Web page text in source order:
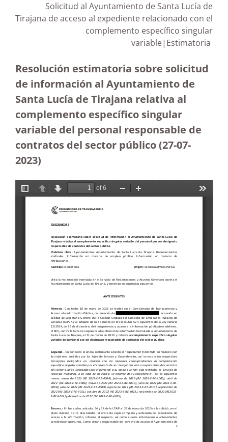
Solicitud al Ayuntamiento de Santa Lucía de
Tirajana de acceso al expediente relacionado con el
complemento específico singular
variable|Estimatoria
Resolución estimatoria sobre solicitud
de información al Ayuntamiento de
Santa Lucía de Tirajana relativa al
complemento específico singular
variable del personal responsable de
contratos del sector público (27-07-
2023)